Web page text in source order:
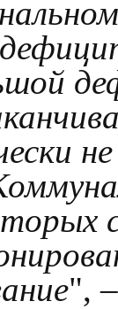
",